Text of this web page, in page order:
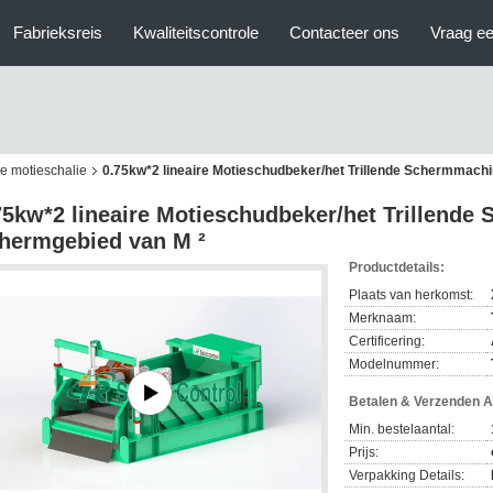
Fabrieksreis Kwaliteitscontrole Contacteer ons Vraag
motieschalie 0.75kw*2 lineaire Motieschudbeker/het Trillende
lineaire Motieschudbeker/het Trillende
van M ²
Productdetails:
Plaats van herkomst:
Merknaam:
Certificering:
Modelnummer:
Betalen & Verzenden
Min. bestelaantal:
Prijs:
Verpakking Details: